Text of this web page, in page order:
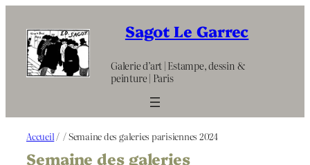
contenu
Sagot Le Garrec
Galerie d’art | Estampe, dessin &
peinture | Paris
Accueil / / Semaine des galeries parisiennes 2024
Semaine des galeries